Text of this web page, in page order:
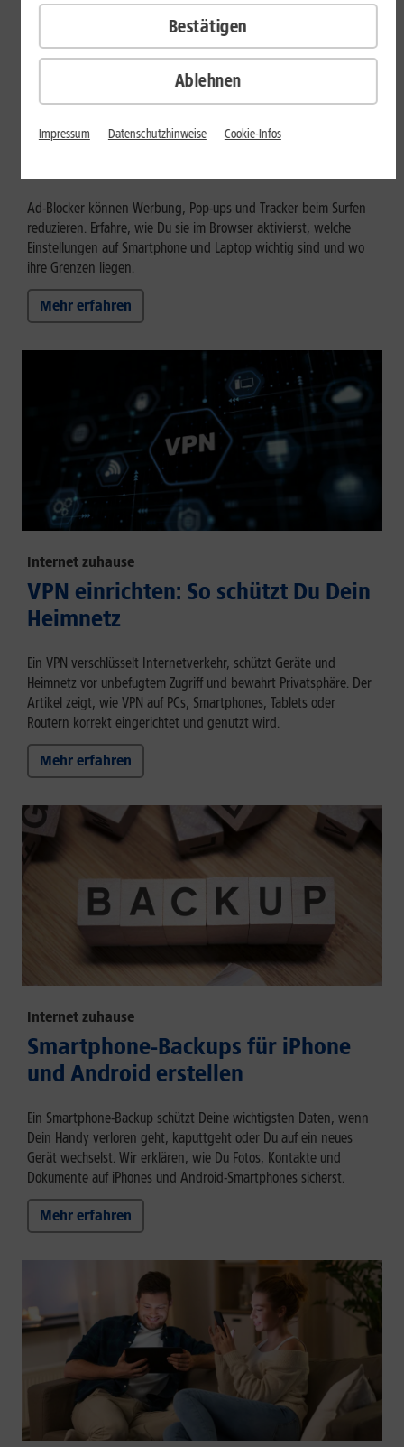
Internet zuhause
Ad-Blocker aktivieren: Werbung
Ad-Blocker können Werbung, Pop-ups und Tracker beim Surfen
reduzieren. Erfahre, wie Du sie im Browser aktivierst, welche
Einstellungen auf Smartphone und Laptop wichtig sind und wo
ihre Grenzen liegen.
Mehr erfahren
Internet zuhause
VPN einrichten: So schützt Du Dein
Heimnetz
Ein VPN verschlüsselt Internetverkehr, schützt Geräte und
Heimnetz vor unbefugtem Zugriff und bewahrt Privatsphäre. Der
Artikel zeigt, wie VPN auf PCs, Smartphones, Tablets oder
Routern korrekt eingerichtet und genutzt wird.
Mehr erfahren
Internet zuhause
Smartphone-Backups für iPhone
und Android erstellen
Ein Smartphone-Backup schützt Deine wichtigsten Daten, wenn
Dein Handy verloren geht, kaputtgeht oder Du auf ein neues
Gerät wechselst. Wir erklären, wie Du Fotos, Kontakte und
Dokumente auf iPhones und Android-Smartphones sicherst.
Mehr erfahren
Ablehnen
Bestätigen
Impressum Datenschutzhinweise Cookie-Infos